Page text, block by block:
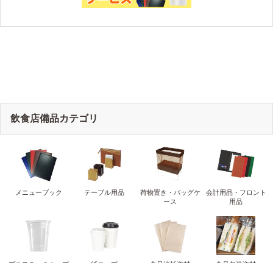
飲食店備品カテゴリ
メニューブック テーブル用品
荷物置き・バッグケ
ース
会計用品・フロント
用品